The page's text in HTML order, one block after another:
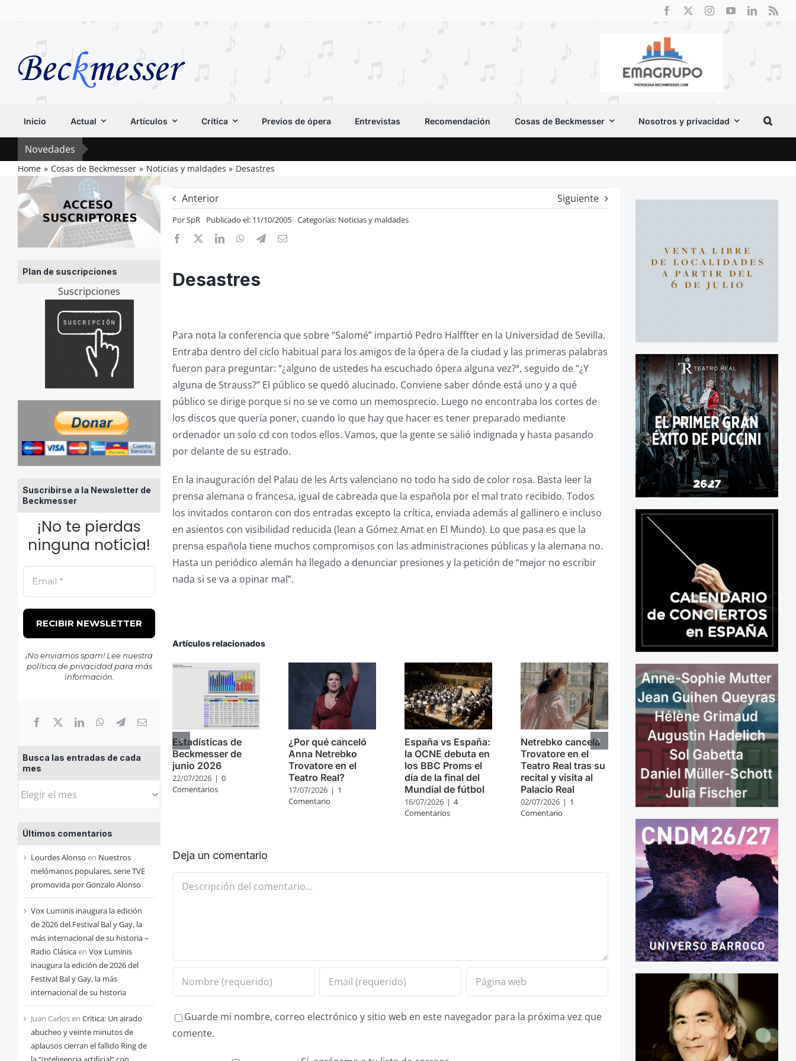
Inicio Actual Artículos Crítica Previos de ópera Entrevistas Recomendación Cosas de Beckmesser Nosotros y privacidad
Novedades
Home Cosas de Beckmesser Noticias y maldades Desastres
Plan de suscripciones
Suscripciones
Suscribirse a la Newsletter de
Beckmesser
¡No te pierdas
ninguna noticia!
¡No enviamos spam! Lee nuestra
política de privacidadpara más
información.
Busca las entradas de cada
mes
Busca
entradas
de
cada
mes
Últimos comentarios
Lourdes Alonso en Nuestros
melómanos populares, serie TVE
promovida por Gonzalo Alonso
Vox Luminis inaugura la edición
de 2026 del Festival Bal y Gay, la
más internacional de su historia –
Radio Clásicaen Vox Luminis
inaugura la edición de 2026 del
Festival Bal y Gay, la más
internacional de su historia
Juan Carlosen Critica: Un airado
abucheo y veinte minutos de
aplausos cierran el fallido Ring de
Anterior Siguiente
PorSpR Publicado el: 11/10/2005 Categorías: Noticias y maldades
Desastres
Para nota la conferencia que sobre “Salomé” impartió Pedro Halffter en la Universidad de Sevilla.
Entraba dentro del ciclo habitual para los amigos de la ópera de la ciudad y las primeras palabras
fueron para preguntar: “¿alguno de ustedes ha escuchado ópera alguna vez?ª, seguido de “¿Y
alguna de Strauss?” El público se quedó alucinado. Conviene saber dónde está uno y a qué
público se dirige porque si no se ve como un memosprecio. Luego no encontraba los cortes de
los discos que quería poner, cuando lo que hay que hacer es tener preparado mediante
ordenador un solo cd con todos ellos. Vamos, que la gente se salió indignada y hasta pasando
por delante de su estrado.
En la inauguración del Palau de les Arts valenciano no todo ha sido de color rosa. Basta leer la
prensa alemana o francesa, igual de cabreada que la española por el mal trato recibido. Todos
los invitados contaron con dos entradas excepto la crítica, enviada además al gallinero e incluso
en asientos con visibilidad reducida (lean a Gómez Amat en El Mundo). Lo que pasa es que la
prensa española tiene muchos compromisos con las administraciones públicas y la alemana no.
Hasta un periódico alemán ha llegado a denunciar presiones y la petición de “mejor no escribir
nada si se va a opinar mal”.
Artículos relacionados
Estadísticas de
Beckmesser de
junio 2026
22/07/2026 | 0
Comentarios
¿Por qué canceló
Anna Netrebko
Trovatore en el
Teatro Real?
17/07/2026 | 1
Comentario
España vs España:
la OCNE debuta en
los BBC Proms el
día de la final del
Mundial de fútbol
16/07/2026 | 4
Comentarios
Netrebko cancela
Trovatore en el
Teatro Real tras su
recital y visita al
Palacio Real
02/07/2026 | 1
Comentario
Deja un comentario
Comentario
Guarde mi nombre, correo electrónico y sitio web en este navegador para la próxima vez que
comente.